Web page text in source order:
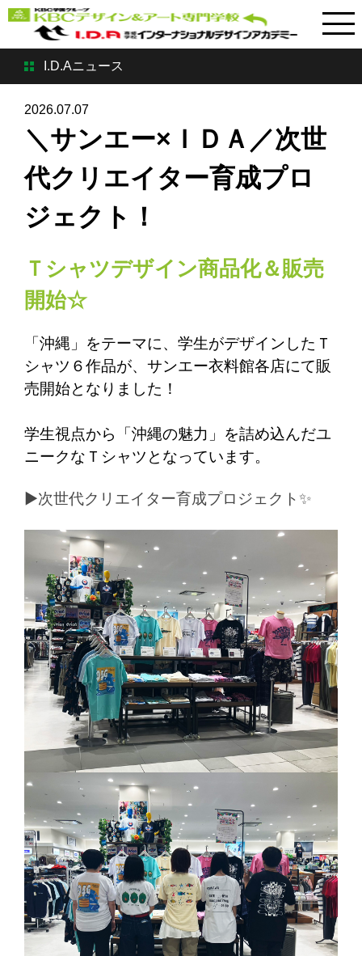
I.D.Aニュース
2026.07.07
＼サンエー×ＩＤＡ／次世
代クリエイター育成プロ
ジェクト！
Ｔシャツデザイン商品化＆販売
開始☆
「沖縄」をテーマに、学生がデザインしたＴ
シャツ６作品が、サンエー衣料館各店にて販
売開始となりました！
学生視点から「沖縄の魅力」を詰め込んだユ
ニークなＴシャツとなっています。
▶次世代クリエイター育成プロジェクト✨